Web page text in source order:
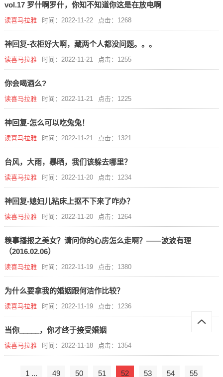
vol.17 罗什啊罗什，你知不知道你这是在放电啊
读喜马拉雅 时间：2022-11-22 点击：1268
神回复-衣柜好大啊，藏两个人都没问题。。。
读喜马拉雅 时间：2022-11-21 点击：1255
你会喝酒么?
读喜马拉雅 时间：2022-11-21 点击：1225
神回复-怎么可以吃兔兔！
读喜马拉雅 时间：2022-11-21 点击：1321
台风，大雨，暴晒，我们该躲去哪里？
读喜马拉雅 时间：2022-11-20 点击：1234
神回复-媳妇儿粘床上抠不下来了咋办？
读喜马拉雅 时间：2022-11-20 点击：1264
糗事播报之美女？请问你的心房怎么走啊？——波波有理
（2016.02.06）
读喜马拉雅 时间：2022-11-19 点击：1380
为什么要拿我的婚姻跟何洁作比较？
读喜马拉雅 时间：2022-11-19 点击：1236
当你_____，你才终于接受婚姻
读喜马拉雅 时间：2022-11-18 点击：1354
1 ... 49 50 51 52 53 54 55